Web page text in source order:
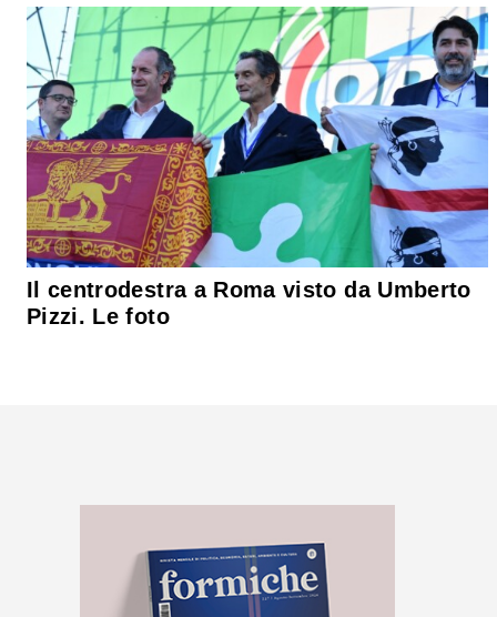
Il centrodestra a Roma visto da Umberto
Pizzi. Le foto